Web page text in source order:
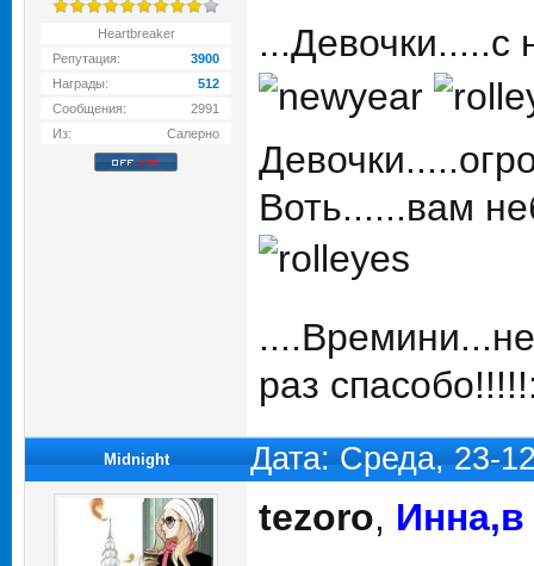
Heartbreaker
Репутация:
3900
Награды:
512
Сообщения:
2991
Из:
Салерно
Воть......вам
раз
Midnight Дата: Среда, 23-
tezoro, Инна,в